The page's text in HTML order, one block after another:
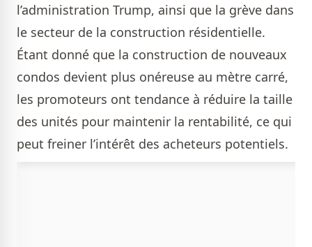
l’administration Trump, ainsi que la grève dans
le secteur de la construction résidentielle.
Étant donné que la construction de nouveaux
condos devient plus onéreuse au mètre carré,
les promoteurs ont tendance à réduire la taille
des unités pour maintenir la rentabilité, ce qui
peut freiner l’intérêt des acheteurs potentiels.